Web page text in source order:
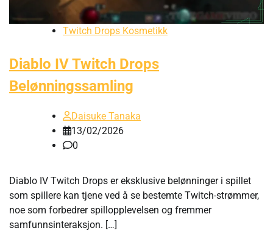
Twitch Drops Kosmetikk
Diablo IV Twitch Drops
Belønningssamling
Daisuke Tanaka
13/02/2026
0
Diablo IV Twitch Drops er eksklusive belønninger i spillet
som spillere kan tjene ved å se bestemte Twitch-strømmer,
noe som forbedrer spillopplevelsen og fremmer
samfunnsinteraksjon. […]